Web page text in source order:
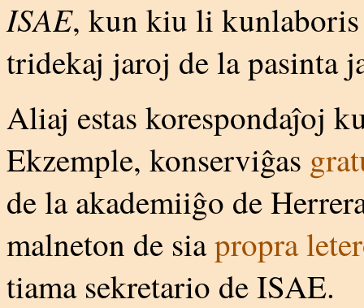
ISAE, kun kiu li kunlaboris
tridekaj jaroj de la pasinta
Aliaj estas korespondaĵoj
Ekzemple, konserviĝas
de la akademiiĝo de
malneton de siapropra
tiama sekretario de ISAE.